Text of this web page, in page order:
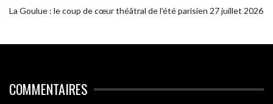
La Goulue : le coup de cœur théâtral de l’été parisien 27 juillet 2026
COMMENTAIRES